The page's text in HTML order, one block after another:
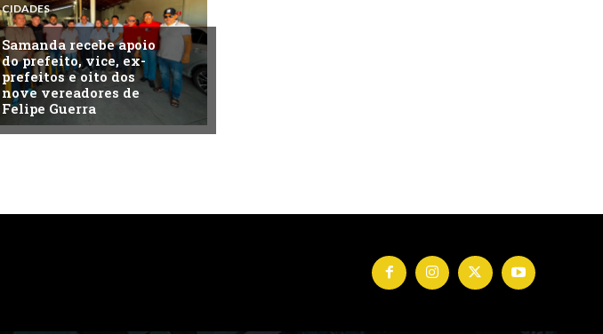
CIDADES
Samanda recebe apoio
do prefeito, vice, ex-
prefeitos e oito dos
nove vereadores de
Felipe Guerra